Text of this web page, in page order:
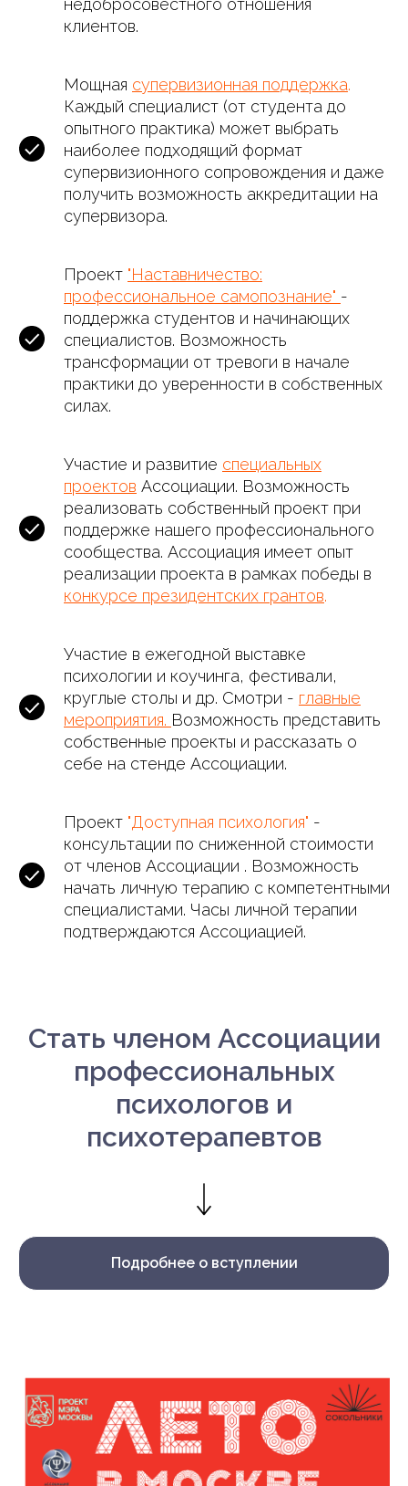
недобросовестного отношения
клиентов.
Мощная супервизионная поддержка.
Каждый специалист (от студента до
опытного практика) может выбрать
наиболее подходящий формат
супервизионного сопровождения и даже
получить возможность аккредитации на
супервизора.
Проект "Наставничество:
профессиональное самопознание" -
поддержка студентов и начинающих
специалистов. Возможность
трансформации от тревоги в начале
практики до уверенности в собственных
силах.
Участие и развитие специальных
проектов Ассоциации. Возможность
реализовать собственный проект при
поддержке нашего профессионального
сообщества. Ассоциация имеет опыт
реализации проекта в рамках победы в
конкурсе президентских грантов.
Участие в ежегодной выставке
психологии и коучинга, фестивали,
круглые столы и др. Смотри - главные
мероприятия. Возможность представить
собственные проекты и рассказать о
себе на стенде Ассоциации.
Проект "Доступная психология" -
консультации по сниженной стоимости
от членов Ассоциации . Возможность
начать личную терапию с компетентными
специалистами. Часы личной терапии
подтверждаются Ассоциацией.
Стать членом Ассоциации
профессиональных
психологов и
психотерапевтов
Подробнее о вступлении